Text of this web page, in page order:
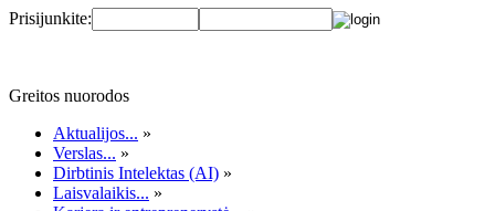
Prisijunkite:
Greitos nuorodos
Aktualijos... »
Verslas... »
Dirbtinis Intelektas (AI) »
Laisvalaikis... »